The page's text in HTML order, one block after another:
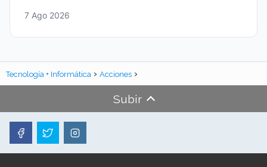
7 Ago 2026
Tecnología + Informática Acciones
Subir